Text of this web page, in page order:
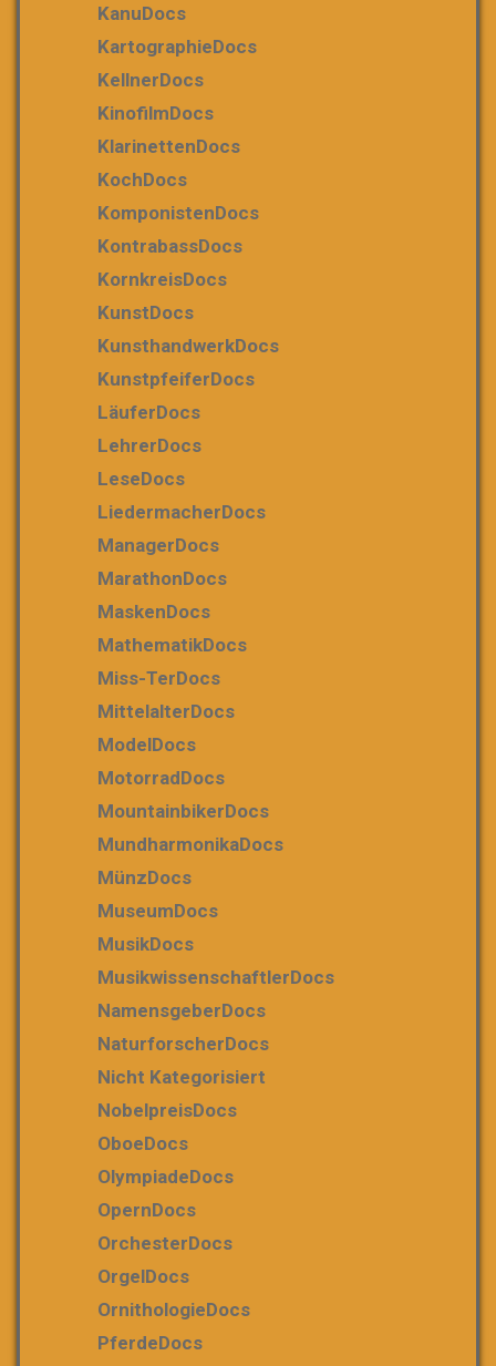
KanuDocs
KartographieDocs
KellnerDocs
KinofilmDocs
KlarinettenDocs
KochDocs
KomponistenDocs
KontrabassDocs
KornkreisDocs
KunstDocs
KunsthandwerkDocs
KunstpfeiferDocs
LäuferDocs
LehrerDocs
LeseDocs
LiedermacherDocs
ManagerDocs
MarathonDocs
MaskenDocs
MathematikDocs
Miss-TerDocs
MittelalterDocs
ModelDocs
MotorradDocs
MountainbikerDocs
MundharmonikaDocs
MünzDocs
MuseumDocs
MusikDocs
MusikwissenschaftlerDocs
NamensgeberDocs
NaturforscherDocs
Nicht Kategorisiert
NobelpreisDocs
OboeDocs
OlympiadeDocs
OpernDocs
OrchesterDocs
OrgelDocs
OrnithologieDocs
PferdeDocs